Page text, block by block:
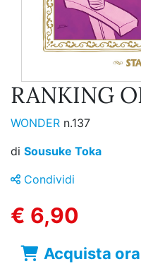
RANKING
WONDER n.137
di Sousuke Toka
Condividi
€ 6,90
Acquista ora